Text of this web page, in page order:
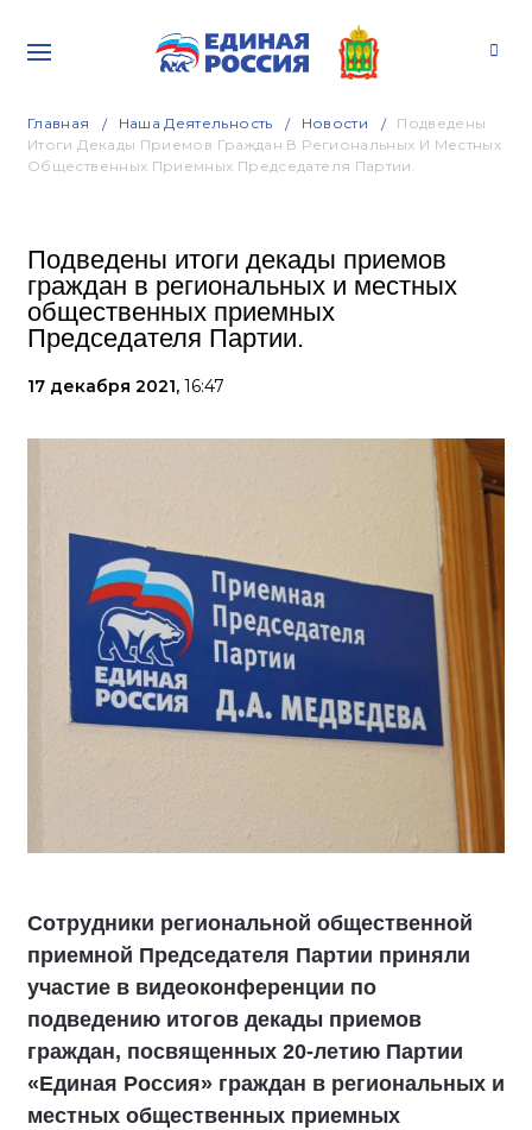
Главная Наша Деятельность Новости
Подведены
Итоги Декады Приемов Граждан В Региональных И Местных
Общественных Приемных Председателя Партии.
Подведены итоги декады приемов
граждан в региональных и местных
общественных приемных
Председателя Партии.
17 декабря 2021, 16:47
Сотрудники региональной общественной
приемной Председателя Партии приняли
участие в видеоконференции по
подведению итогов декады приемов
граждан, посвященных 20-летию Партии
«Единая Россия» граждан в региональных и
местных общественных приемных